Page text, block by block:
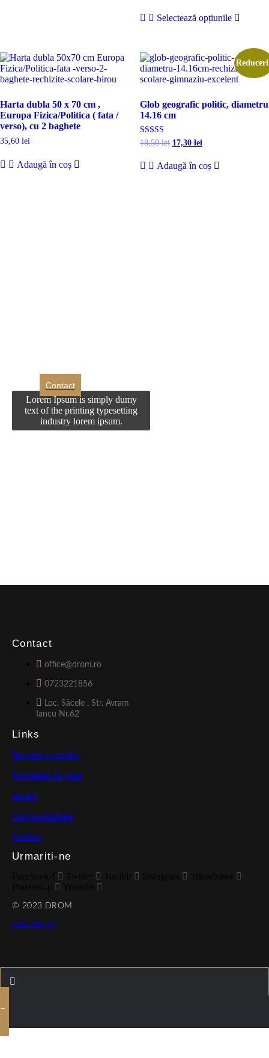
Selectează opțiunile
multe
variații.
alese
Harta dubla 50 x 70 cm ,
Europa Fizica/Politica ( fata /
verso), cu 2 baghete
35,60 lei
Adaugă în coș
Glob geografic politic, diametru
14.16 cm
Evaluat la
5.00
18,50lei Prețul
fost:
17,30 leiPrețul
este:
17,30 lei.
Adaugă în coș
Contact
Lorem Ipsum is simply dumy
text of the printing typesetting
industry lorem ipsum.
Contact
office@drom.ro
0723221856
Loc. Săcele , Str. Avram
Iancu Nr.62
Links
Termeni si conditii
Modalitati de plata
Livrare
Confidentialitate
Cookies
Urmariti-ne
© 2023 DROM
web design